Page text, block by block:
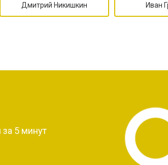
Дмитрий Никишкин Иван
5 минут